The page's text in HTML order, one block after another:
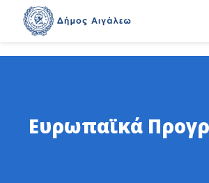
Ευρωπαϊκά